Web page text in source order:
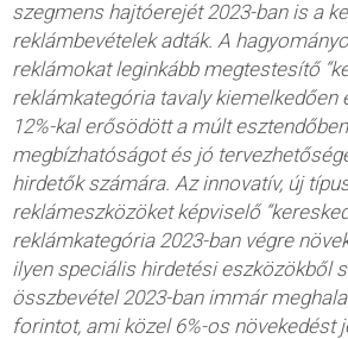
szegmens hajtóerejét 2023-ban is a
reklámbevételek adták. A
reklámokat leginkább megtestesítő
reklámkategória tavaly kiemelkedően
12%-kal erősödött a múlt
megbízhatóságot és jó
hirdetők számára. Az innovatív, új
reklámeszközöket képviselő
reklámkategória 2023-ban végre
ilyen speciális hirdetési eszközökből
összbevétel 2023-ban immár
forintot, ami közel 6%-os növekedést